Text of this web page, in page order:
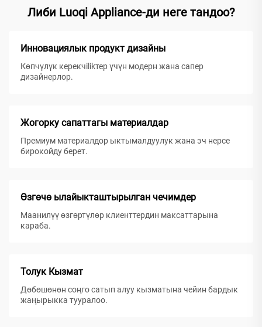
Либи Luoqi Appliance-ди неге тандоо?
Инновациялык продукт дизайны
Көпчүлүк керекчilikтер үчүн модерн жана сапер
дизайнерлор.
Жогорку сапаттагы материалдар
Премиум материалдор ыктымалдуулук жана эч нерсе
бирокойду берет.
Өзгөчө ылайыкташтырылган чечимдер
Маанилүү өзгөртүлөр клиенттердин максаттарына
караба.
Толук Кызмат
Дөбөшөнөн соңго сатып алуу кызматына чейин бардык
жаңырыкка тууралoo.